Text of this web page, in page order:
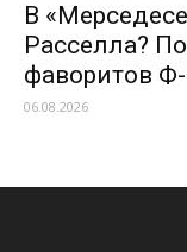
В
Расселла?
фаворитов Ф-
06.08.2026